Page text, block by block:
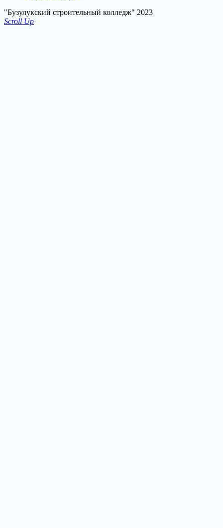
"Бузулукский строительный колледж" 2023
Scroll Up